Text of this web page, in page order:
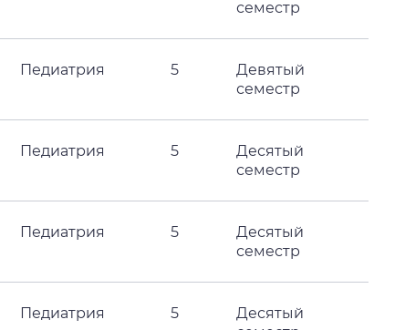
семестр
Педиатрия 5
Девятый
семестр
Педиатрия 5
Десятый
семестр
Педиатрия 5
Десятый
семестр
Педиатрия 5
Десятый